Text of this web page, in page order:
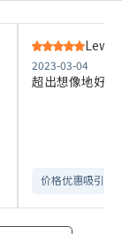
2023-03-04
超出想像地好
价格优惠吸引